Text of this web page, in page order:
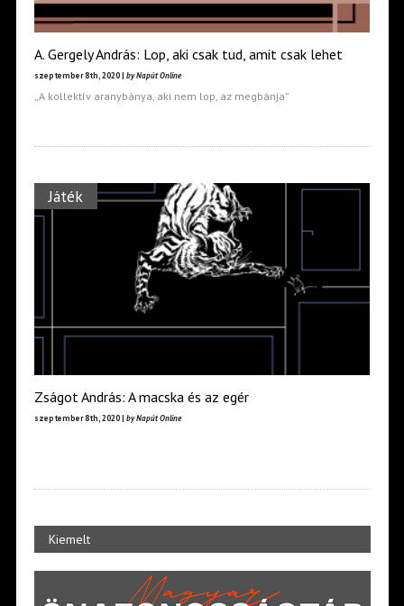
A. Gergely András: Lop, aki csak tud, amit csak lehet
szeptember 8th, 2020 | by Napút Online
„A kollektív aranybánya, aki nem lop, az megbánja”
Játék
Zságot András: A macska és az egér
szeptember 8th, 2020 | by Napút Online
Kiemelt